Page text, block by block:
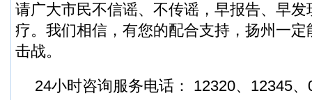
请广大市民不信谣、不传谣，早报告、早
疗。我们相信，有您的配合支持，扬州一
击战。
24小时咨询服务电话： 12320、12345